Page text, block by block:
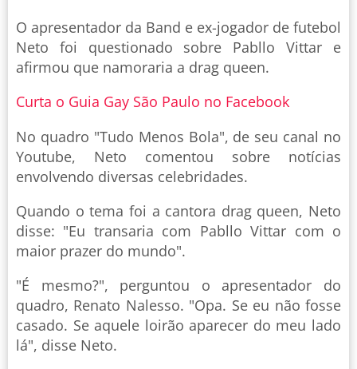
O apresentador da Band e ex-jogador de futebol
Neto foi questionado sobre Pabllo Vittar e
afirmou que namoraria a drag queen.
Curta o Guia Gay São Paulo no Facebook
No quadro "Tudo Menos Bola", de seu canal no
Youtube, Neto comentou sobre notícias
envolvendo diversas celebridades.
Quando o tema foi a cantora drag queen, Neto
disse: "Eu transaria com Pabllo Vittar com o
maior prazer do mundo".
"É mesmo?", perguntou o apresentador do
quadro, Renato Nalesso. "Opa. Se eu não fosse
casado. Se aquele loirão aparecer do meu lado
lá", disse Neto.